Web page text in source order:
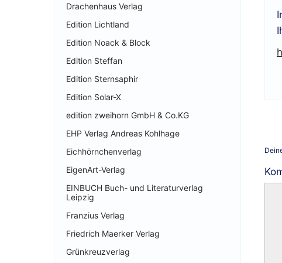
Drachenhaus Verlag
Edition Lichtland
Edition Noack & Block
Edition Steffan
Edition Sternsaphir
Edition Solar-X
edition zweihorn GmbH & Co.KG
EHP Verlag Andreas Kohlhage
Eichhörnchenverlag
EigenArt-Verlag
EINBUCH Buch- und Literaturverlag
Leipzig
Franzius Verlag
Friedrich Maerker Verlag
Grünkreuzverlag